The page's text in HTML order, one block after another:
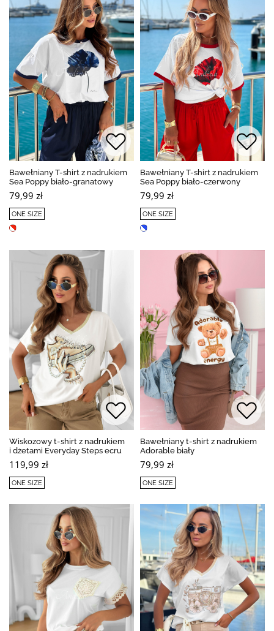
Bawełniany T-shirt z nadrukiem
Sea Poppy biało-granatowy
79,99 zł
ONE SIZE
Bawełniany T-shirt z nadrukiem
Sea Poppy biało-czerwony
79,99 zł
ONE SIZE
Wiskozowy t-shirt z nadrukiem
i dżetami Everyday Steps ecru
119,99 zł
ONE SIZE
Bawełniany t-shirt z nadrukiem
Adorable biały
79,99 zł
ONE SIZE